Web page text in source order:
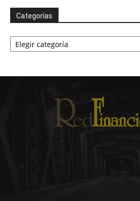
Categorías
Categorías